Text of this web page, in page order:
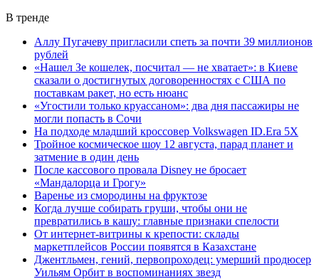
В тренде
Аллу Пугачеву пригласили спеть за почти 39 миллионов
рублей
«Нашел Зе кошелек, посчитал — не хватает»: в Киеве
сказали о достигнутых договоренностях с США по
поставкам ракет, но есть нюанс
«Угостили только круассаном»: два дня пассажиры не
могли попасть в Сочи
На подходе младший кроссовер Volkswagen ID.Era 5X
Тройное космическое шоу 12 августа, парад планет и
затмение в один день
После кассового провала Disney не бросает
«Мандалорца и Грогу»
Варенье из смородины на фруктозе
Когда лучше собирать груши, чтобы они не
превратились в кашу: главные признаки спелости
От интернет-витрины к крепости: склады
маркетплейсов России появятся в Казахстане
Джентльмен, гений, первопроходец: умерший продюсер
Уильям Орбит в воспоминаниях звезд